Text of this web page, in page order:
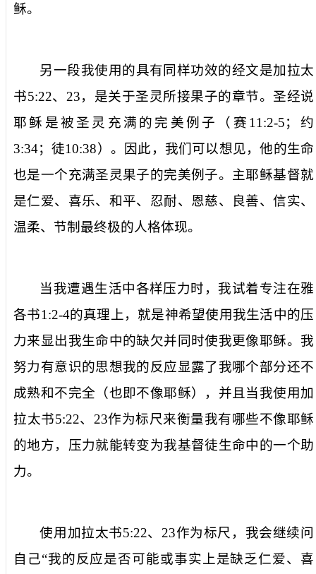
稣。
另一段我使用的具有同样功效的经文是加拉太
书5:22、 23，是关于圣灵所接果子的章节。圣经说
耶稣是被圣灵充满的完美例子（赛 11:2-5；约
3:34；徒10:38）。因此，我们可以想见，他的生命
也是一个充满圣灵果子的完美例子。主耶稣基督就
是仁爱、喜乐、和平、忍耐、恩慈、良善、信实、
温柔、节制最终极的人格体现。
当我遭遇生活中各样压力时，我试着专注在雅
各书1:2-4的真理上，就是神希望使用我生活中的压
力来显出我生命中的缺欠并同时使我更像耶稣。我
努力有意识的思想我的反应显露了我哪个部分还不
成熟和不完全（也即不像耶稣），并且当我使用加
拉太书5:22、 23作为标尺来衡量我有哪些不像耶稣
的地方，压力就能转变为我基督徒生命中的一个助
力。
使用加拉太书5:22、 23作为标尺，我会继续问
自己“我的反应是否可能或事实上是缺乏仁爱、喜